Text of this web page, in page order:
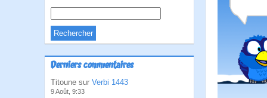
Derniers commentaires
Titoune sur Verbi 1443
9 Août, 9:33